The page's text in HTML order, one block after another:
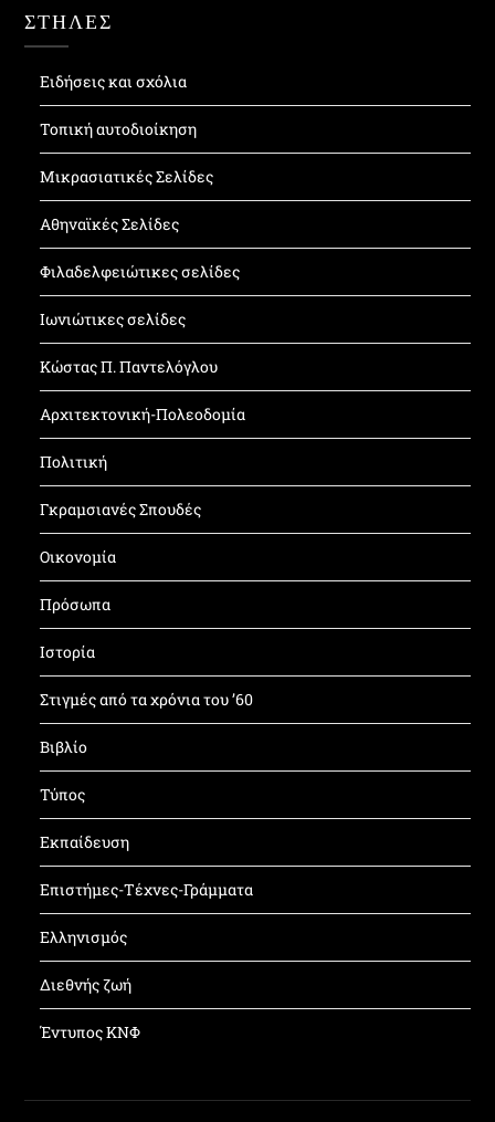
ΣΤΗΛΕΣ
Ειδήσεις και σχόλια
Τοπική αυτοδιοίκηση
Μικρασιατικές Σελίδες
Αθηναϊκές Σελίδες
Φιλαδελφειώτικες σελίδες
Ιωνιώτικες σελίδες
Κώστας Π. Παντελόγλου
Αρχιτεκτονική-Πολεοδομία
Πολιτική
Γκραμσιανές Σπουδές
Οικονομία
Πρόσωπα
Ιστορία
Στιγμές από τα χρόνια του ’60
Βιβλίο
Τύπος
Εκπαίδευση
Επιστήμες-Τέχνες-Γράμματα
Ελληνισμός
Διεθνής ζωή
Έντυπος ΚΝΦ